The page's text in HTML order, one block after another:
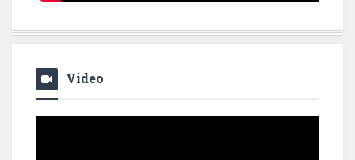
Video